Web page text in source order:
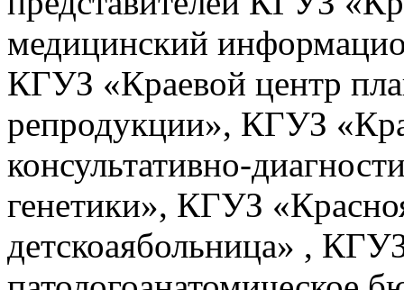
медицинский
КГУЗ «Краевой центр
репродукции», КГУЗ
консультативно-
генетики», КГУЗ
детскоаябольница» ,